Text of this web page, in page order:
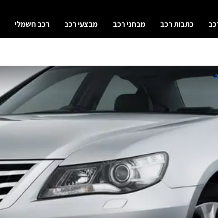
כתבות רכב מבחני רכב מבצעי רכב רכב חשמלי